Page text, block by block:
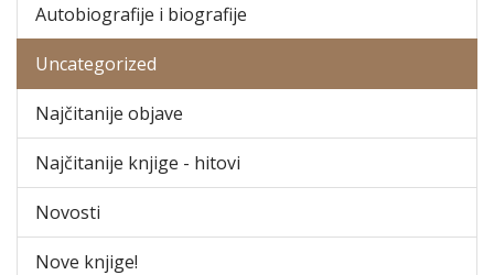
Autobiografije i biografije
Uncategorized
Najčitanije objave
Najčitanije knjige - hitovi
Novosti
Nove knjige!